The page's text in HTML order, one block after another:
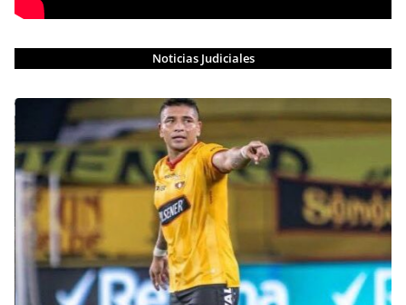
Noticias Judiciales